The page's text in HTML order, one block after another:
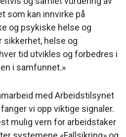
som kan innvirke på
og psykiske helse og
sikkerhet, helse og
tid utvikles og forbedres i
i samfunnet.»
med Arbeidstilsynet
vi opp viktige signaler.
mulig vern for arbeidstaker